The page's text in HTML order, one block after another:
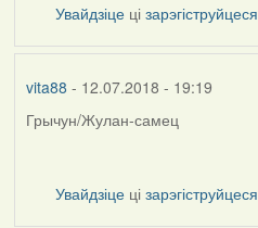
Увайдзіце цізарэгіструйцеся
vita88 - 12.07.2018 - 19:19
Грычун/Жулан-самец
Увайдзіце цізарэгіструйцеся